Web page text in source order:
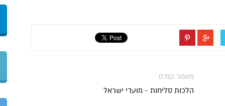
מאמר קודם
הלכות סליחות - מועדי ישראל